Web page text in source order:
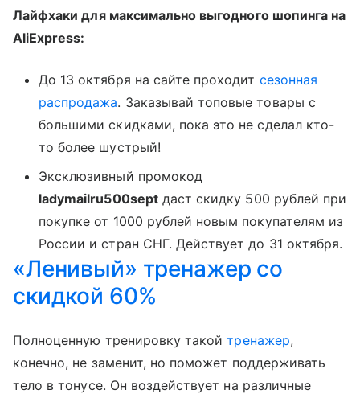
Лайфхаки для максимально выгодного шопинга на
AliExpress:
До 13 октября на сайте проходит сезонная
распродажа. Заказывай топовые товары с
большими скидками, пока это не сделал кто-
то более шустрый!
Эксклюзивный промокод
ladymailru500septдаст скидку 500 рублей при
покупке от 1000 рублей новым покупателям из
России и стран СНГ. Действует до 31 октября.
«Ленивый» тренажер со
скидкой 60%
Полноценную тренировку такойтренажер,
конечно, не заменит, но поможет поддерживать
тело в тонусе. Он воздействует на различные